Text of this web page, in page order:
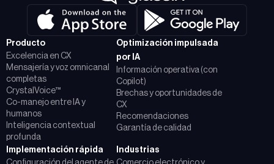
Producto
Excelencia en CX
Mensajería y voz omnicanal
completas
CrystalVoice™
Co-manejo entre IA y
humanos
Inteligencia contextual
profunda
Optimización impulsada
por IA
Información operativa (con
Copilot)
Brechas y oportunidades de
CX
Recomendaciones
Garantía de calidad
Implementación rápida Industrias